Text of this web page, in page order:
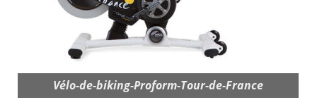
Vélo-de-biking-Proform-Tour-de-France